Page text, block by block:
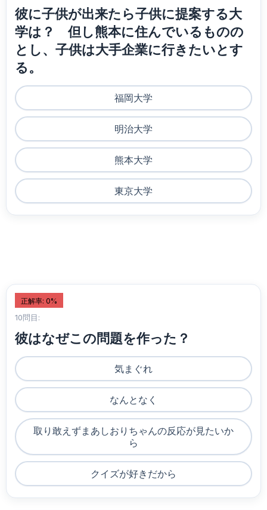
彼に子供が出来たら子供に提案する大
学は？ 但し熊本に住んでいるものの
とし、子供は大手企業に行きたいとす
る。
福岡大学
明治大学
熊本大学
東京大学
正解率: 0%
10問目:
彼はなぜこの問題を作った？
気まぐれ
なんとなく
取り敢えずまあしおりちゃんの反応が見たいか
ら
クイズが好きだから